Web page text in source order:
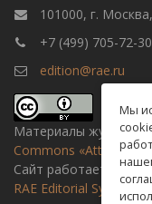
101000, г.
+7 (499) 705-72-30
edition@rae.ru
Материалы журнала
Commons
Сайт работает на
RAE Editorial System
Мы